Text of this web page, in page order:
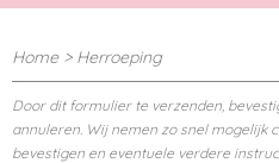
Home> Herroeping
Door dit formulier te verzenden,
annuleren. Wij nemen zo snel mogelijk
bevestigen en eventuele verdere